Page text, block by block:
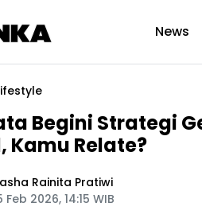
News
Begini Strategi
Kamu Relate?
Rainita Pratiwi
Feb 2026, 14:15 WIB